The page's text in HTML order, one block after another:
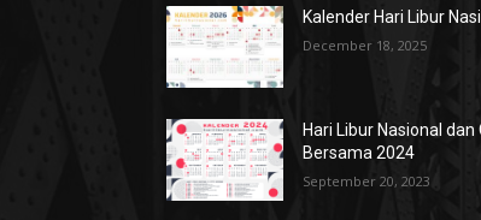
Kalender Hari Libur
December 18, 2025
Hari Libur Nasional dan
Bersama 2024
September 20, 2023